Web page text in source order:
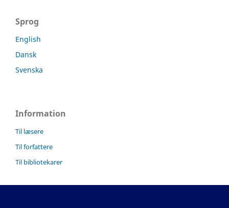
Sprog
English
Dansk
Svenska
Information
Til læsere
Til forfattere
Til bibliotekarer